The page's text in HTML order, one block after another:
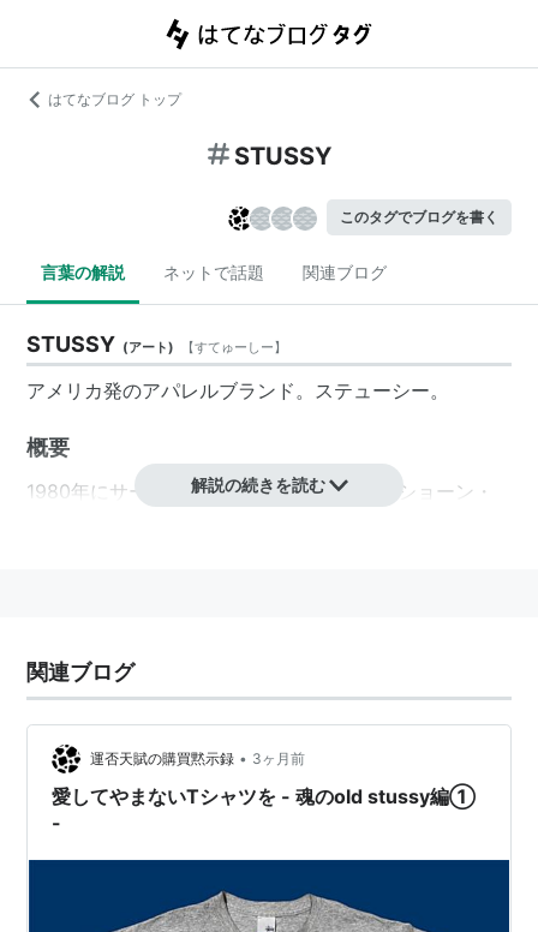
はてなブログ トップ
STUSSY
このタグでブログを書く
言葉の解説 ネットで話題 関連ブログ
STUSSY (アート) 【すてゅーしー】
アメリカ発のアパレルブランド。ステューシー。
概要
1980年にサーフボードシェイパーであったショーン・
ホップ、裏原宿系のファッションを好む層に人気があ
る。ゆったりとしたストリートな着こなしとリアル・ク
ローズとのバランスを兼ね揃えたラインナップを持つ。
特徴的なロゴは、創業時に自分の名字を筆記体で綴った
ものが後にブランドロゴの原型となった。
1990年、SOHOにニューヨーク店がオープン。その後東
京やロサンゼルス、ロンドンなど世界中で販売をする。
ウェブサイト
解説の続きを読む
関連ブログ
運否天賦の購買黙示録 • 3ヶ月前
愛してやまないTシャツを - 魂のold stussy編①
-